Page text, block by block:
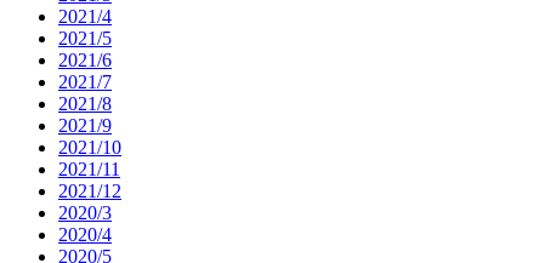
2021/4
2021/5
2021/6
2021/7
2021/8
2021/9
2021/10
2021/11
2021/12
2020/3
2020/4
2020/5